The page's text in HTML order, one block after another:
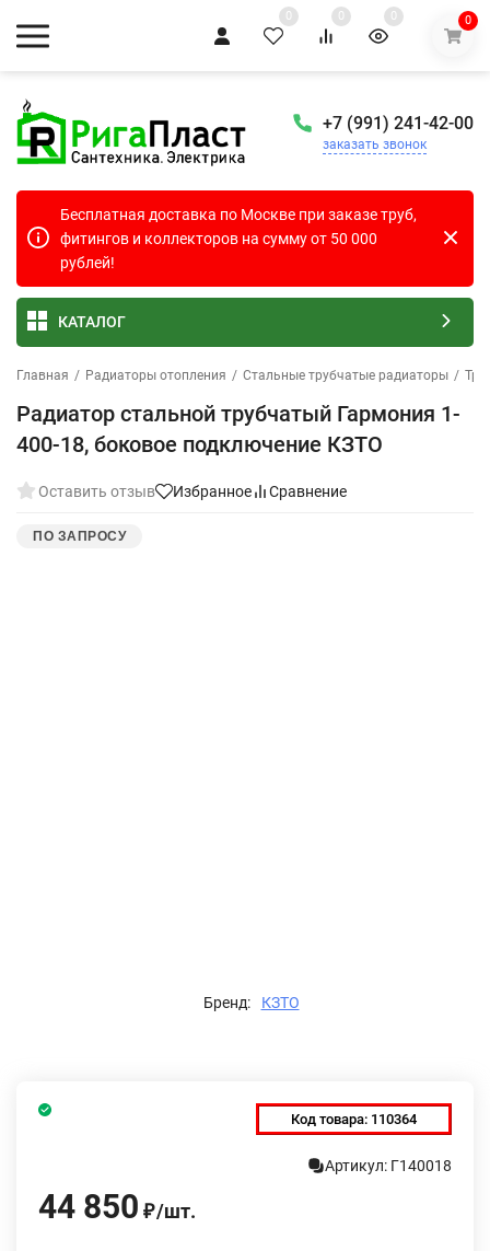
0 0 0 0
+7 (991) 241-42-00
заказать звонок
Бесплатная доставка по Москве при заказе труб,
фитингов и коллекторов на сумму от 50 000
рублей!
КАТАЛОГ
Главная / Радиаторы отопления / Стальные трубчатые радиаторы /
Радиатор стальной трубчатый Гармония 1-
400-18, боковое подключение КЗТО
Оставить отзыв Избранное Сравнение
ПО ЗАПРОСУ
Бренд: КЗТО
Код товара: 110364
Артикул: Г140018
44 850 ₽/шт.